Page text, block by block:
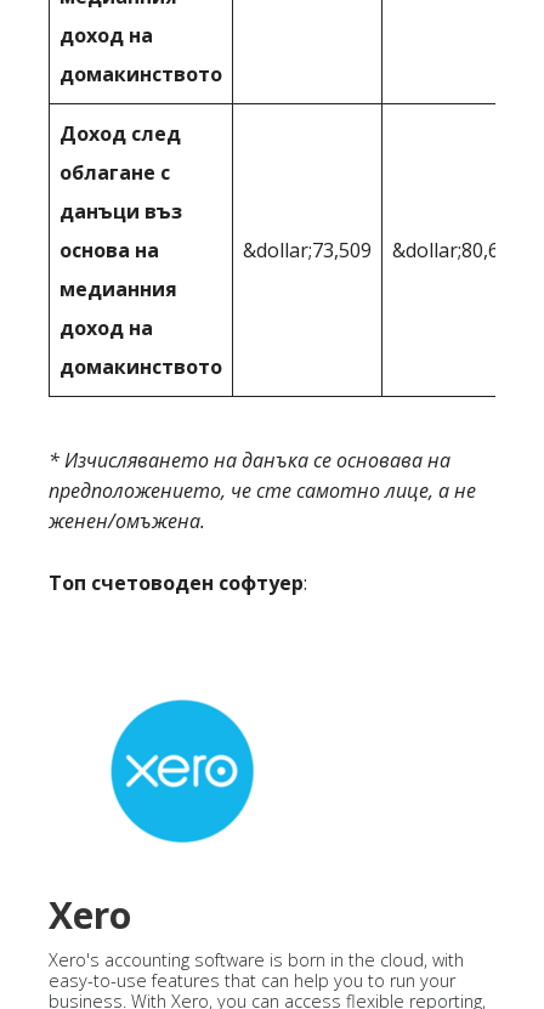
доход на
домакинството
Доход след
облагане с
данъци въз
основа на
медианния
доход на
домакинството
&dollar;73,509 &dollar;80,614
* Изчисляването на данъка се основава на
предположението, че сте самотно лице, а не
женен/омъжена.
Топ счетоводен софтуер:
Xero
Xero's accounting software is born in the cloud, with
easy-to-use features that can help you to run your
business. With Xero, you can access flexible reporting,